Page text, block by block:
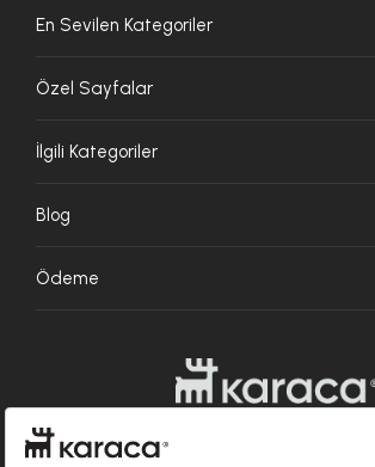
En Sevilen Kategoriler
Özel Sayfalar
İlgili Kategoriler
Blog
Ödeme